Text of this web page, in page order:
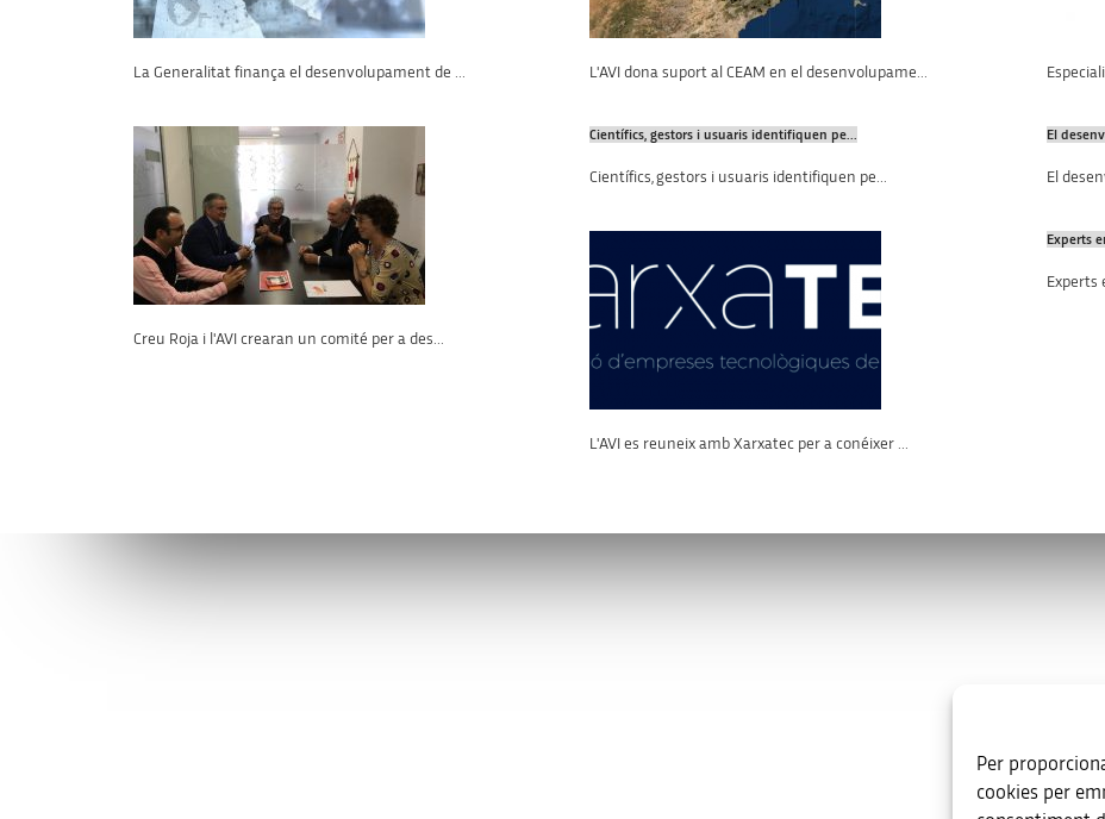
Per
cookies per
La Generalitat finança el desenvolupament de ... L'AVI dona suport al CEAM en el desenvolupame...
Creu Roja i l'AVI crearan un comité per a des...
Científics, gestors i usuaris identifiquen pe...
Científics, gestors i usuaris identifiquen pe...
El
El
L'AVI es reuneix amb Xarxatec per a conéixer ...
Experts
Experts